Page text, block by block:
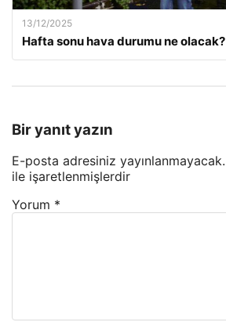
13/12/2025
Hafta sonu hava durumu ne olacak?
Bir yanıt yazın
E-posta adresiniz yayınlanmayacak.
ile işaretlenmişlerdir
Yorum *